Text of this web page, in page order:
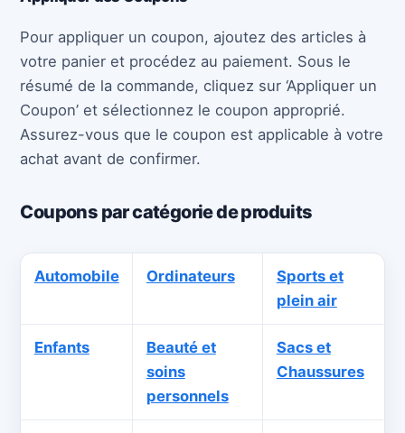
Pour appliquer un coupon, ajoutez des articles à
votre panier et procédez au paiement. Sous le
résumé de la commande, cliquez sur ‘Appliquer un
Coupon’ et sélectionnez le coupon approprié.
Assurez-vous que le coupon est applicable à votre
achat avant de confirmer.
Coupons par catégorie de produits
Automobile Ordinateurs
Sports et
plein air
Enfants
Beauté et
soins
personnels
Sacs et
Chaussures